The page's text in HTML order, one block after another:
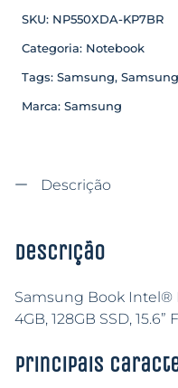
SKU: NP550XDA-KP7BR
Categoria: Notebook
Tags: Samsung,
Marca: Samsung
Descrição
Descrição
Samsung Book Intel®
4GB, 128GB SSD, 15.6”
Principais